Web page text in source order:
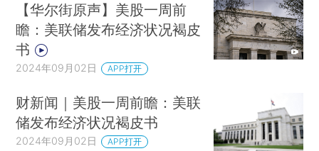
【华尔街原声】美股一周前
瞻：美联储发布经济状况褐皮
书
2024年09月02日 APP打开
财新闻｜美股一周前瞻：美联
储发布经济状况褐皮书
2024年09月02日 APP打开